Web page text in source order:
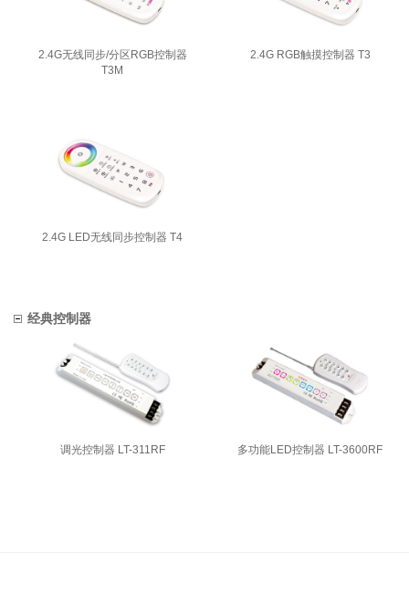
2.4G无线同步/分区RGB控制器
T3M
2.4G RGB触摸控制器 T3
2.4G LED无线同步控制器 T4
经典控制器
调光控制器 LT-311RF 多功能LED控制器 LT-3600RF